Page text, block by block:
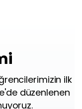
ilk
düzenlenen